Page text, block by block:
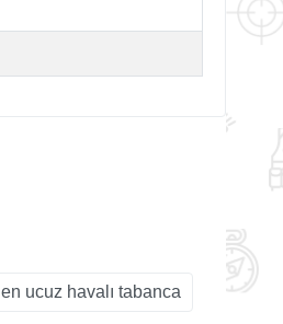
en ucuz havalı tabanca